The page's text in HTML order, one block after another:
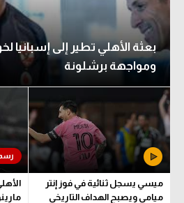
بعثة الأهلي تطير إلى
ومواجهة برشلونة
ميسي يسجل ثنائية في فوز إنتر
ميامي ويصبح الهداف التاريخي